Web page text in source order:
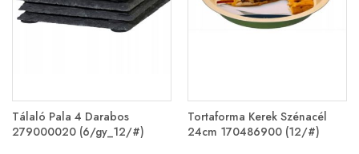
Tálaló Pala 4 Darabos
279000020 (6/gy_12/#)
Tortaforma Kerek Szénacél
24cm 170486900 (12/#)